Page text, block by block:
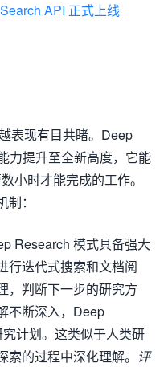
API 正式上线
表现有目共睹。Deep
力提升至全新高度，它能
小时才能完成的工作。
：
Research 模式具备强大
行迭代式搜索和文档阅
，判断下一步的研究方
不断深入，Deep
计划。这类似于人类研
的过程中深化理解。 评